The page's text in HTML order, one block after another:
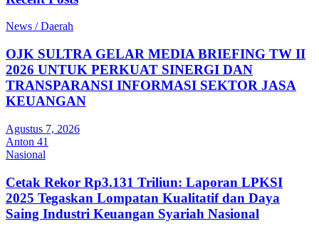
News / Daerah
OJK SULTRA GELAR MEDIA BRIEFING TW II
2026 UNTUK PERKUAT SINERGI DAN
TRANSPARANSI INFORMASI SEKTOR JASA
KEUANGAN
Agustus 7, 2026
Anton 41
Nasional
Cetak Rekor Rp3.131 Triliun: Laporan LPKSI
2025 Tegaskan Lompatan Kualitatif dan Daya
Saing Industri Keuangan Syariah Nasional